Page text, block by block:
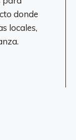
donde
locales,